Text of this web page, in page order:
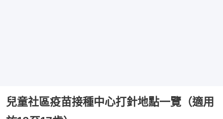
兒童社區疫苗接種中心打針地點一覽（適用